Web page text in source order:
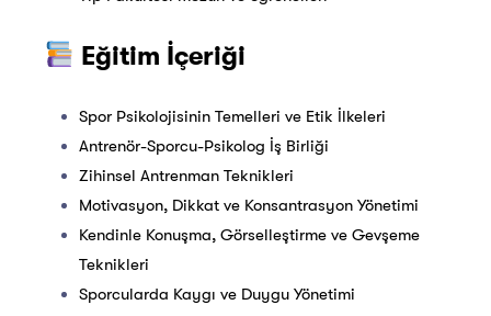
Eğitim İçeriği
Spor Psikolojisinin Temelleri ve Etik İlkeleri
Antrenör-Sporcu-Psikolog İş Birliği
Zihinsel Antrenman Teknikleri
Motivasyon, Dikkat ve Konsantrasyon Yönetimi
Kendinle Konuşma, Görselleştirme ve Gevşeme
Teknikleri
Sporcularda Kaygı ve Duygu Yönetimi